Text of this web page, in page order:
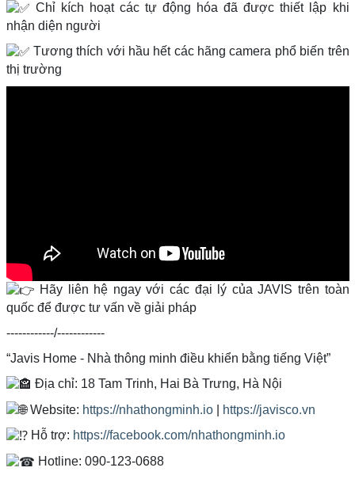
Chỉ kích hoạt các tự động hóa đã được thiết lập khi
nhận diện người
Tương thích với hầu hết các hãng camera phổ biến trên
thị trường
Hãy liên hệ ngay với các đại lý của JAVIS trên toàn
quốc để được tư vấn về giải pháp
------------/------------
“Javis Home - Nhà thông minh điều khiển bằng tiếng Việt”
Địa chỉ: 18 Tam Trinh, Hai Bà Trưng, Hà Nội
Website: https://nhathongminh.io|
https://javisco.vn
Hỗ trợ: https://facebook.com/nhathongminh.io
Hotline: 090-123-0688